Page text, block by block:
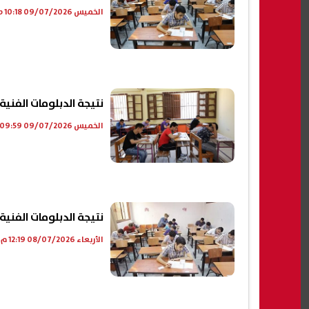
الخميس 09/07/2026 10:18 ص
نتيجة الدبلومات الفنية 2026 برقم الجلوس على موقع
الخميس 09/07/2026 09:59 ص
نتيجة الدبلومات الفنية 2026.. "اعرف
الأربعاء 08/07/2026 12:19 م